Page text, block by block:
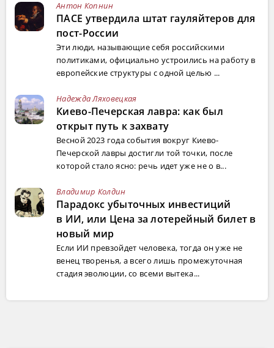
Антон Копнин
ПАСЕ утвердила штат гауляйтеров для
пост-России
Эти люди, называющие себя российскими
политиками, официально устроились на работу в
европейские структуры с одной целью ...
Надежда Ляховецкая
Киево-Печерская лавра: как был
открыт путь к захвату
Весной 2023 года события вокруг Киево-
Печерской лавры достигли той точки, после
которой стало ясно: речь идет уже не о в...
Владимир Колдин
Парадокс убыточных инвестиций
в ИИ, или Цена за лотерейный билет в
новый мир
Если ИИ превзойдет человека, тогда он уже не
венец творенья, а всего лишь промежуточная
стадия эволюции, со всеми вытека...